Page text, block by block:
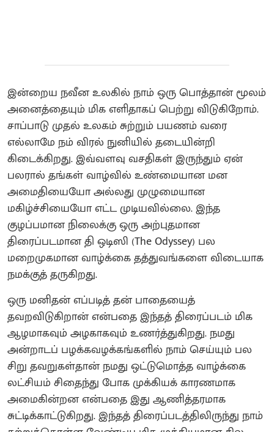
இன்றைய நவீன உலகில் நாம் ஒரு பொத்தான் மூலம்
அனைத்தையும் மிக எளிதாகப் பெற்று விடுகிறோம்.
சாப்பாடு முதல் உலகம் சுற்றும் பயணம் வரை
எல்லாமே நம் விரல் நுனியில் தடையின்றி
கிடைக்கிறது. இவ்வளவு வசதிகள் இருந்தும் ஏன்
பலரால் தங்கள் வாழ்வில் உண்மையான மன
அமைதியையோ அல்லது முழுமையான
மகிழ்ச்சியையோ எட்ட முடியவில்லை. இந்த
குழப்பமான நிலைக்கு ஒரு அற்புதமான
திரைப்படமான தி ஒடிஸி (The Odyssey) பல
மறைமுகமான வாழ்க்கை தத்துவங்களை விடையாக
நமக்குத் தருகிறது.
ஒரு மனிதன் எப்படித் தன் பாதையைத்
தவறவிடுகிறான் என்பதை இந்தத் திரைப்படம் மிக
ஆழமாகவும் அழகாகவும் உணர்த்துகிறது. நமது
அன்றாடப் பழக்கவழக்கங்களில் நாம் செய்யும் பல
சிறு தவறுகள்தான் நமது ஒட்டுமொத்த வாழ்க்கை
லட்சியம் சிதைந்து போக முக்கியக் காரணமாக
அமைகின்றன என்பதை இது ஆணித்தரமாக
சுட்டிக்காட்டுகிறது. இந்தத் திரைப்படத்திலிருந்து நாம்